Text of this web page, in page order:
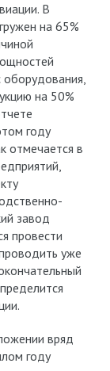
В
на 65%
оборудования,
на 50%
году
отмечается в
завод
провести
уже
вряд
году